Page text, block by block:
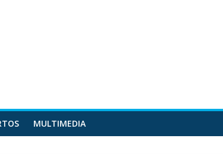
MULTIMEDIA